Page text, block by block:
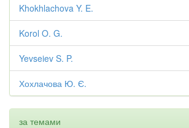
Khokhlachova Y. E.
Korol O. G.
Yevseiev S. P.
Хохлачова Ю. Є.
за темами